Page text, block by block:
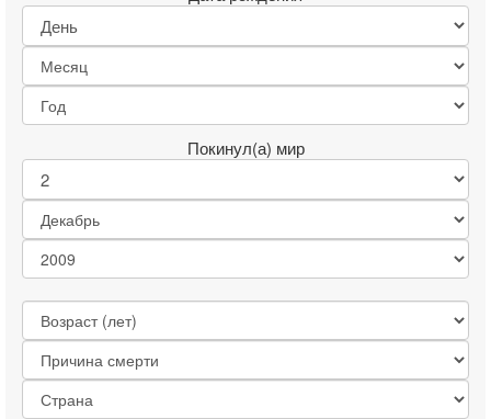
Покинул(а) мир